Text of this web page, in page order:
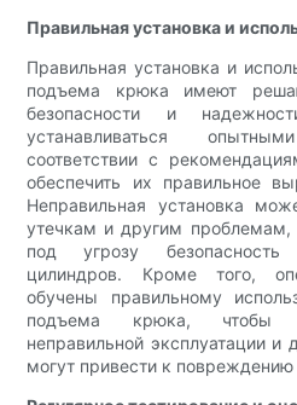
Правильная установка и
Правильная установка и
подъема крюка имеют
безопасности и
устанавливаться
соответствии с
обеспечить их правильное
Неправильная установка
утечкам и другим проблемам,
под угрозу безопасность
цилиндров. Кроме того,
обучены правильному
подъема крюка, чтобы
неправильной эксплуатации и
могут привести к повреждению